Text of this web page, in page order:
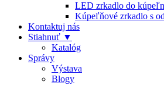
LED zrkadlo do
Kúpeľňové zrkadlo s
Kontaktuj nás
Stiahnuť ▼
Katalóg
Správy
Výstava
Blogy